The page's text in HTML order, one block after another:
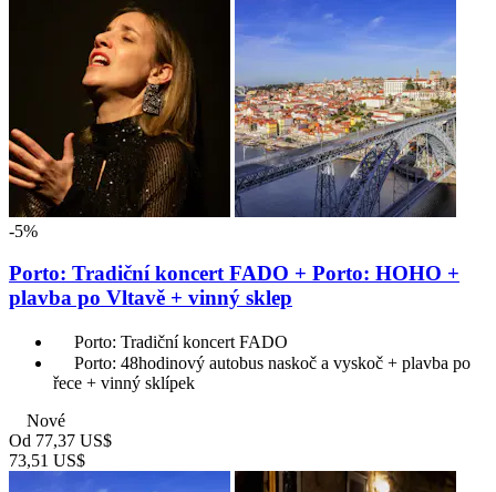
-5%
Porto: Tradiční koncert FADO + Porto: HOHO +
plavba po Vltavě + vinný sklep
Porto: Tradiční koncert FADO
Porto: 48hodinový autobus naskoč a vyskoč + plavba po
řece + vinný sklípek
Nové
Od 77,37 US$
73,51 US$